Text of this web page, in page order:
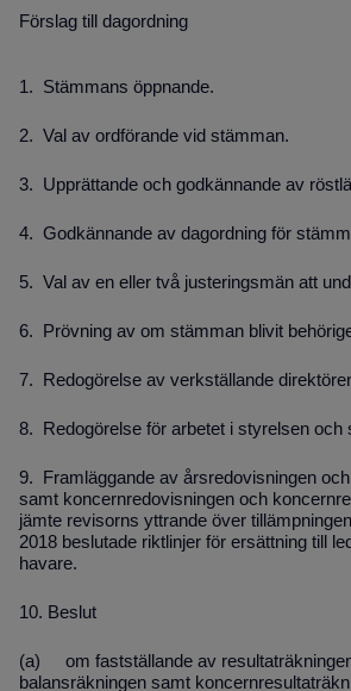
Förslag till dagordning
1. Stämmans öppnande.
2. Val av ordförande vid stämman.
3. Upprättande och godkännande av
4. Godkännande av dagordning för
5. Val av en eller två justeringsmän att
6. Prövning av om stämman blivit
7. Redogörelse av verkställande
8. Redogörelse för arbetet i styrelsen och
9.
Framläggande av årsredovisningen
samt koncernredovisningen och
jämte revisorns yttrande över
2018 beslutade riktlinjer för ersättning till
havare.
10. Beslut
(a)
om fastställande av
balansräkningen samt